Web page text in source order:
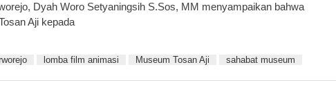
Dyah Woro Setyaningsih S.Sos, MM menyampaikan bahwa
Aji kepada
lomba film animasi Museum Tosan Aji sahabat museum